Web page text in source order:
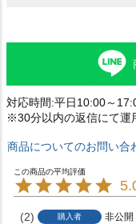
対応時間:平日10:00～
※30分以内の返信にて運
商品についてのお問い合
2 購入者
非公開